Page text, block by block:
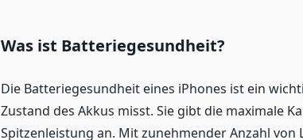
Was ist Batteriegesundheit?
Die Batteriegesundheit eines iPhones ist ein
Zustand des Akkus misst. Sie gibt die maximale
Spitzenleistung an. Mit zunehmender Anzahl von